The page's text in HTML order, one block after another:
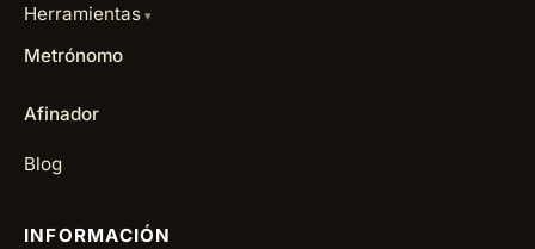
Herramientas
Metrónomo
Afinador
Blog
INFORMACIÓN